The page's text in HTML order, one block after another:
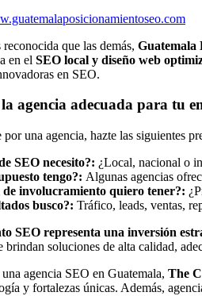
que las demás, Guatemala
en el SEO local y diseño web
en SEO.
agencia adecuada para tu
una agencia, hazte las siguientes
SEO necesito?: ¿Local, nacional o
tengo?: Algunas agencias
de involucramiento quiero tener?:
busco?: Tráfico, leads, ventas,
SEO representa una inversión
brindan soluciones de alta calidad,
agencia SEO en Guatemala, The
y fortalezas únicas. Además,